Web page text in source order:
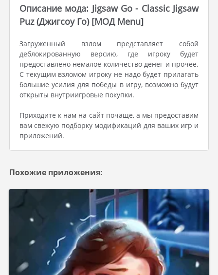
Описание мода: Jigsaw Go - Classic Jigsaw
Puz (Джигсоу Го) [МОД Menu]
Загруженный взлом представляет собой
деблокированную версию, где игроку будет
предоставлено немалое количество денег и прочее.
С текущим взломом игроку не надо будет прилагать
большие усилия для победы в игру, возможно будут
открыты внутриигровые покупки.
Приходите к нам на сайт почаще, а мы предоставим
вам свежую подборку модификаций для ваших игр и
приложений.
Похожие приложения: